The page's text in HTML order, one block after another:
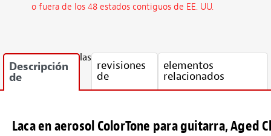
o fuera de los 48 estados contiguos de EE. UU.
Descripción
de
las
revisiones
de
elementos
relacionados
Laca en aerosol ColorTone para guitarra, Aged